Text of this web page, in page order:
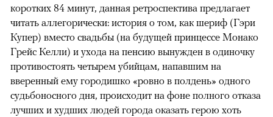
коротких 84 минут, данная ретроспектива предлагает
читать аллегорически: история о том, как шериф (Гэри
Купер) вместо свадьбы (на будущей принцессе Монако
Грейс Келли) и ухода на пенсию вынужден в одиночку
противостоять четырем убийцам, напавшим на
вверенный ему городишко «ровно в полдень» одного
судьбоносного дня, происходит на фоне полного отказа
лучших и худших людей города оказать герою хоть